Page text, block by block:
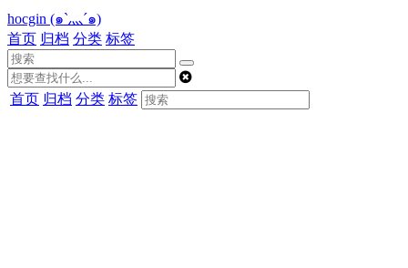
hocgin (๑`灬´๑)
首页 归档 分类 标签
首页 归档 分类 标签